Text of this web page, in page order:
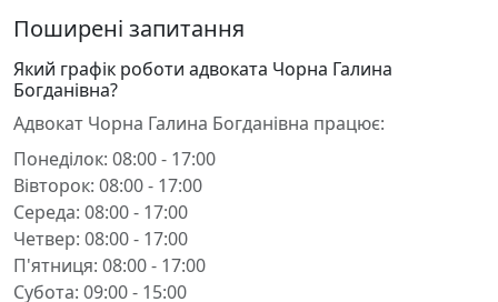
Поширені запитання
Який графік роботи адвоката Чорна Галина
Богданівна?
Адвокат Чорна Галина Богданівна працює:
Понеділок: 08:00 - 17:00
Вівторок: 08:00 - 17:00
Середа: 08:00 - 17:00
Четвер: 08:00 - 17:00
П'ятниця: 08:00 - 17:00
Субота: 09:00 - 15:00